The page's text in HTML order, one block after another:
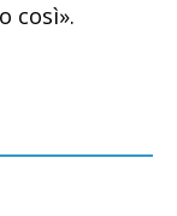
così».